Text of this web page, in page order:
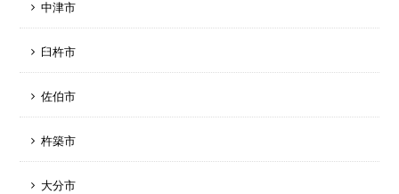
中津市
臼杵市
佐伯市
杵築市
大分市